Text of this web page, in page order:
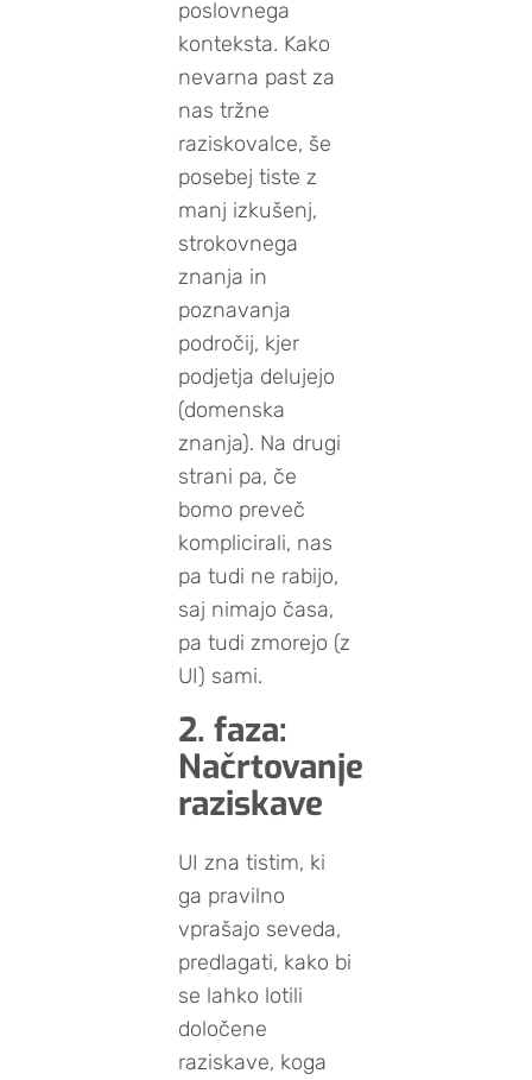
poslovnega
konteksta. Kako
nevarna past za
nas tržne
raziskovalce, še
posebej tiste z
manj izkušenj,
strokovnega
znanja in
poznavanja
področij, kjer
podjetja delujejo
(domenska
znanja). Na drugi
strani pa, če
bomo preveč
komplicirali, nas
pa tudi ne rabijo,
saj nimajo časa,
pa tudi zmorejo (z
UI) sami.
2. faza:
Načrtovanje
raziskave
UI zna tistim, ki
ga pravilno
vprašajo seveda,
predlagati, kako bi
se lahko lotili
določene
raziskave, koga